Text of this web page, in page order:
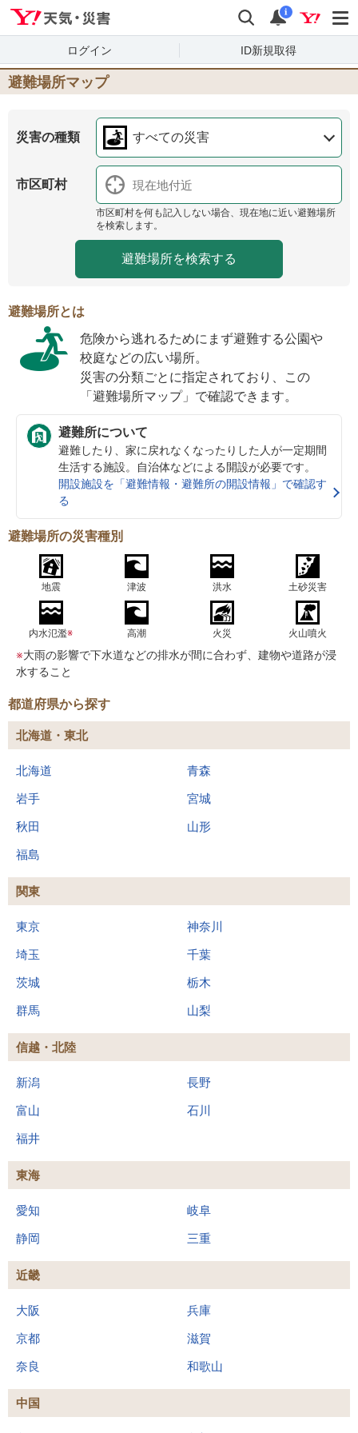
検索 通知
i
ログイン ID新規取得
避難場所マップ
災害の種類 すべての災害
市区町村
市区町村を何も記入しない場合、現在地に近い避難場所
を検索します。
避難場所とは
危険から逃れるためにまず避難する公園や
校庭などの広い場所。
災害の分類ごとに指定されており、この
「避難場所マップ」で確認できます。
避難所について
避難したり、家に戻れなくなったりした人が一定期間
生活する施設。自治体などによる開設が必要です。
開設施設を「避難情報・避難所の開設情報」で確認す
る
避難場所の災害種別
地震 津波 洪水 土砂災害
内水氾濫※ 高潮 火災 火山噴火
※大雨の影響で下水道などの排水が間に合わず、建物や道路が浸
水すること
都道府県から探す
北海道・東北
北海道 青森
岩手 宮城
秋田 山形
福島
関東
東京 神奈川
埼玉 千葉
茨城 栃木
群馬 山梨
信越・北陸
新潟 長野
富山 石川
福井
東海
愛知 岐阜
静岡 三重
近畿
大阪 兵庫
京都 滋賀
奈良 和歌山
中国